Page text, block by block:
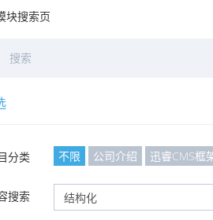
块搜索页
搜索
分类 不限 公司介绍 迅睿CMS框
搜索